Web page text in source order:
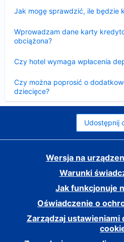
Jak mogę sprawdzić, ile będzie
Wprowadzam dane karty
obciążona?
Czy hotel wymaga wpłacenia
Czy można poprosić o
dziecięce?
Udostępnij
Wersja na
Warunki
Jak funkcjonuje
Oświadczenie o
Zarządzaj ustawieniami